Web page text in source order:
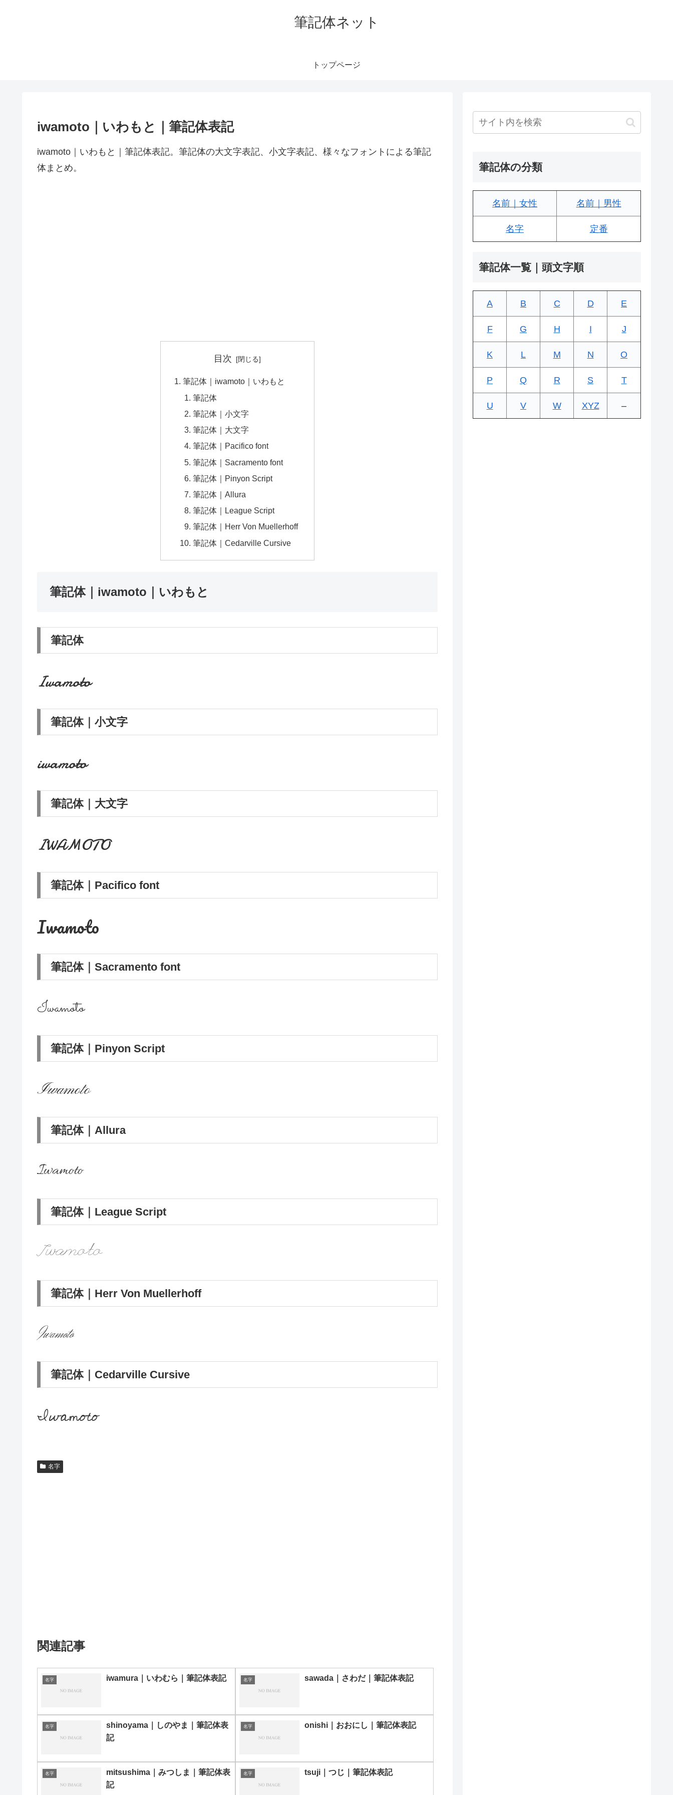
筆記体ネット
トップページ
iwamoto｜いわもと｜筆記体表記
iwamoto｜いわもと｜筆記体表記。筆記体の大文字表記、小文字表記、様々なフォントによる筆記
体まとめ。
目次
筆記体｜iwamoto｜いわもと
筆記体
筆記体｜小文字
筆記体｜大文字
筆記体｜Pacifico font
筆記体｜Sacramento font
筆記体｜Pinyon Script
筆記体｜Allura
筆記体｜League Script
筆記体｜Herr Von Muellerhoff
筆記体｜Cedarville Cursive
筆記体｜iwamoto｜いわもと
筆記体
Iwamoto
筆記体｜小文字
iwamoto
筆記体｜大文字
IWAMOTO
筆記体｜Pacifico font
Iwamoto
筆記体｜Sacramento font
Iwamoto
筆記体｜Pinyon Script
Iwamoto
筆記体｜Allura
Iwamoto
筆記体｜League Script
Iwamoto
筆記体｜Herr Von Muellerhoff
Iwamoto
筆記体｜Cedarville Cursive
Iwamoto
名字
関連記事
名字 iwamura｜いわむら｜筆記体表記 名字 sawada｜さわだ｜筆記体表記
名字
shinoyama｜しのやま｜筆記体表
記
名字 onishi｜おおにし｜筆記体表記
名字
mitsushima｜みつしま｜筆記体表
記
名字 tsuji｜つじ｜筆記体表記
筆記体の分類
名前｜女性 名前｜男性
名字 定番
筆記体一覧｜頭文字順
A B C D E
F G H I J
K L M N O
P Q R S T
U V W XYZ –